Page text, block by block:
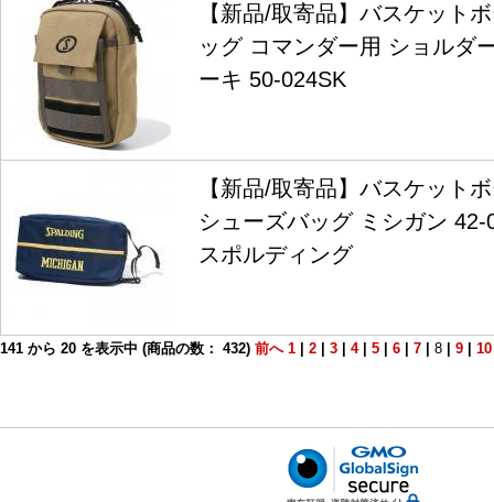
【新品/取寄品】バスケット
ッグ コマンダー用 ショルダ
ーキ 50-024SK
【新品/取寄品】バスケット
シューズバッグ ミシガン
スポルディング
141 から 20 を表示中 (商品の数： 432) 前へ 1 2 3 4| 5 6 7 8 9 10